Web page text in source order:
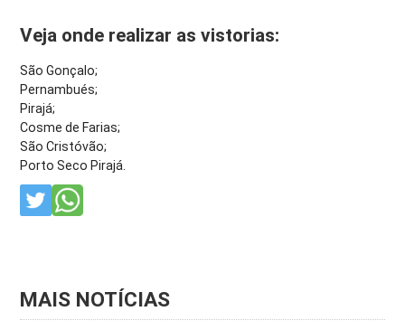
Veja onde realizar as vistorias:
São Gonçalo;
Pernambués;
Pirajá;
Cosme de Farias;
São Cristóvão;
Porto Seco Pirajá.
MAIS NOTÍCIAS